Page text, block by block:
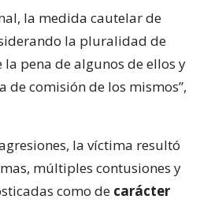
la medida cautelar de
la pluralidad de
pena de algunos de ellos y
de comisión de los mismos”,
la víctima resultó
múltiples contusiones y
como de carácter